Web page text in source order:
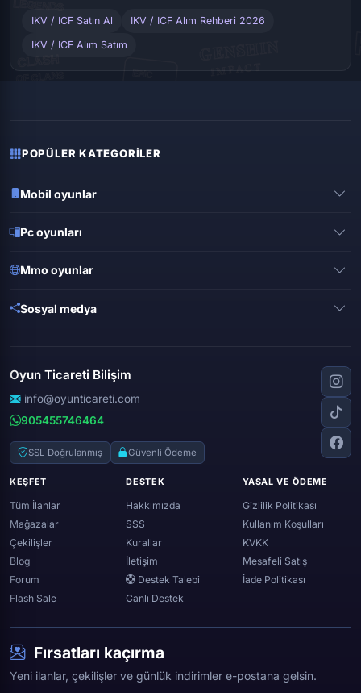
IKV / ICF Satın Al IKV / ICF Alım Rehberi 2026
IKV / ICF Alım Satım
POPÜLER KATEGORILER
Mobil oyunlar
Mobile legends
Free fire
Minecraft
Pc oyunları
Gta online
Lost ark
World of warcraft
Zula
Mmo oyunlar
Wolfteam
Rise online
Black desert online
Genshin ımpact
Sosyal medya
Discord
Youtube
Twitch
Twitter (x)
Spotify
Oyun Ticareti Bilişim
info@oyunticareti.com
905455746464
SSL Doğrulanmış Güvenli Ödeme
KEŞFET
Tüm İlanlar
Mağazalar
Çekilişler
Blog
Forum
Flash Sale
DESTEK
Hakkımızda
SSS
Kurallar
İletişim
Destek Talebi
Canlı Destek
YASAL VE ÖDEME
Gizlilik Politikası
Kullanım Koşulları
KVKK
Mesafeli Satış
İade Politikası
Fırsatları kaçırma
Yeni ilanlar, çekilişler ve günlük indirimler e-postana gelsin.